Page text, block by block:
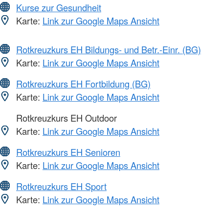
Kurse zur Gesundheit
Karte: Link zur Google Maps Ansicht
Rotkreuzkurs EH Bildungs- und Betr.-Einr. (BG)
Karte: Link zur Google Maps Ansicht
Rotkreuzkurs EH Fortbildung (BG)
Karte: Link zur Google Maps Ansicht
Rotkreuzkurs EH Outdoor
Karte: Link zur Google Maps Ansicht
Rotkreuzkurs EH Senioren
Karte: Link zur Google Maps Ansicht
Rotkreuzkurs EH Sport
Karte: Link zur Google Maps Ansicht